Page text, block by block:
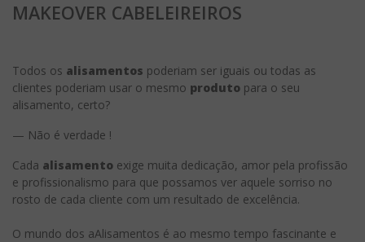
MAKEOVER CABELEIREIROS
Todos os alisamentos poderiam ser iguais ou todas as
clientes poderiam usar o mesmo produto para o seu
alisamento, certo?
— Não é verdade !
Cada alisamento exige muita dedicação, amor pela profissão
e profissionalismo para que possamos ver aquele sorriso no
rosto de cada cliente com um resultado de excelência.
O mundo dos aAlisamentos é ao mesmo tempo fascinante e